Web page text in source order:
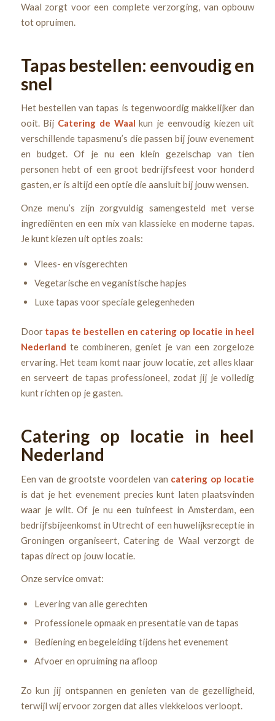
Waal zorgt voor een complete verzorging, van opbouw
tot opruimen.
Tapas bestellen: eenvoudig en
snel
Het bestellen van tapas is tegenwoordig makkelijker dan
ooit. Bij Catering de Waal kun je eenvoudig kiezen uit
verschillende tapasmenu’s die passen bij jouw evenement
en budget. Of je nu een klein gezelschap van tien
personen hebt of een groot bedrijfsfeest voor honderd
gasten, er is altijd een optie die aansluit bij jouw wensen.
Onze menu’s zijn zorgvuldig samengesteld met verse
ingrediënten en een mix van klassieke en moderne tapas.
Je kunt kiezen uit opties zoals:
Vlees- en visgerechten
Vegetarische en veganistische hapjes
Luxe tapas voor speciale gelegenheden
Door tapas te bestellen en catering op locatie in heel
Nederland te combineren, geniet je van een zorgeloze
ervaring. Het team komt naar jouw locatie, zet alles klaar
en serveert de tapas professioneel, zodat jij je volledig
kunt richten op je gasten.
Catering op locatie in heel
Nederland
Een van de grootste voordelen van catering op locatie
is dat je het evenement precies kunt laten plaatsvinden
waar je wilt. Of je nu een tuinfeest in Amsterdam, een
bedrijfsbijeenkomst in Utrecht of een huwelijksreceptie in
Groningen organiseert, Catering de Waal verzorgt de
tapas direct op jouw locatie.
Onze service omvat:
Levering van alle gerechten
Professionele opmaak en presentatie van de tapas
Bediening en begeleiding tijdens het evenement
Afvoer en opruiming na afloop
Zo kun jij ontspannen en genieten van de gezelligheid,
terwijl wij ervoor zorgen dat alles vlekkeloos verloopt.